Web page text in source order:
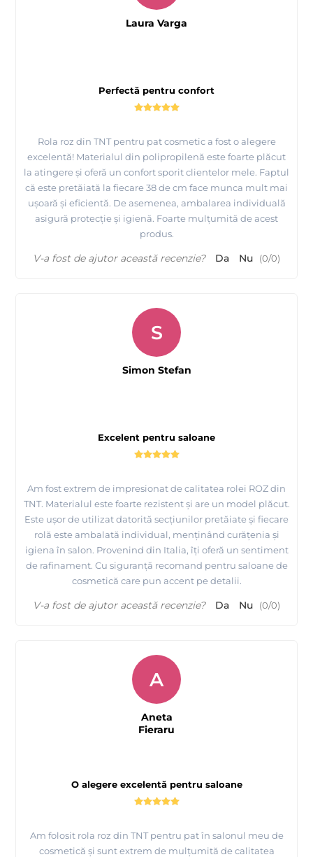
Perfectă pentru confort
Rola roz din TNT pentru pat cosmetic a fost o alegere
excelentă! Materialul din polipropilenă este foarte plăcut
la atingere și oferă un confort sporit clientelor mele. Faptul
că este pretăiată la fiecare 38 de cm face munca mult mai
ușoară și eficientă. De asemenea, ambalarea individuală
asigură protecție și igienă. Foarte mulțumită de acest
produs.
Laura Varga
V-a fost de ajutor această recenzie? Da Nu (0/0)
Excelent pentru saloane
Am fost extrem de impresionat de calitatea rolei ROZ din
TNT. Materialul este foarte rezistent și are un model plăcut.
Este ușor de utilizat datorită secțiunilor pretăiate și fiecare
rolă este ambalată individual, menținând curățenia și
igiena în salon. Provenind din Italia, îți oferă un sentiment
de rafinament. Cu siguranță recomand pentru saloane de
cosmetică care pun accent pe detalii.
S
Simon Stefan
V-a fost de ajutor această recenzie? Da Nu (0/0)
O alegere excelentă pentru saloane
Am folosit rola roz din TNT pentru pat în salonul meu de
cosmetică și sunt extrem de mulțumită de calitatea
A
Aneta
Fieraru